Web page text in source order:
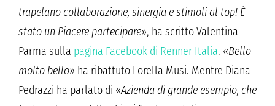
trapelano collaborazione, sinergia e stimoli al top! È
stato un Piacere partecipare», ha scritto Valentina
Parma sulla pagina Facebook di Renner Italia. «Bello
molto bello» ha ribattuto Lorella Musi. Mentre Diana
Pedrazzi ha parlato di «Azienda di grande esempio, che